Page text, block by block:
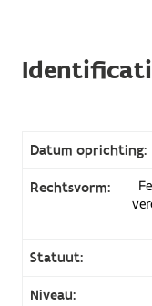
Datum oprichting:
Rechtsvorm:
Statuut:
Niveau: